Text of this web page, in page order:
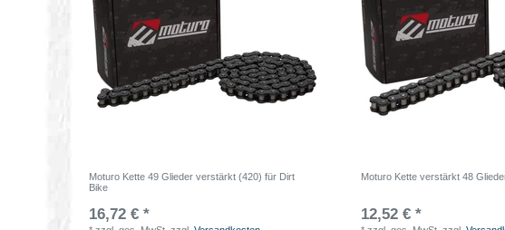
Moturo Kette 49 Glieder verstärkt (420) für Dirt
Bike
16,72 € *
Moturo Kette verstärkt 48
12,52 € *